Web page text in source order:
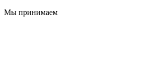
Мы принимаем